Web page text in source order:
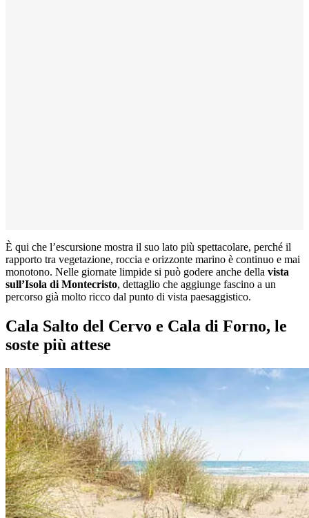
È qui che l’escursione mostra il suo lato più spettacolare, perché il
rapporto tra vegetazione, roccia e orizzonte marino è continuo e mai
monotono. Nelle giornate limpide si può godere anche della vista
sull’Isola di Montecristo, dettaglio che aggiunge fascino a un
percorso già molto ricco dal punto di vista paesaggistico.
Cala Salto del Cervo e Cala di Forno, le
soste più attese